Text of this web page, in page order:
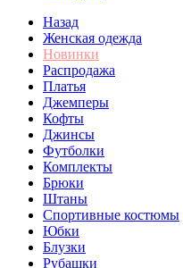
Назад
Женская одежда
Новинки
Распродажа
Платья
Джемперы
Кофты
Джинсы
Футболки
Комплекты
Брюки
Штаны
Спортивные костюмы
Юбки
Блузки
Рубашки